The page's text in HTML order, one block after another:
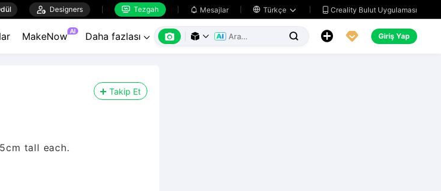
 Designers  Tezgah  Mesajlar  Türkçe   Creality Bulut Uygulaması
MakeNow AI Daha fazlası        Giriş Yap
Takip Et
tall each.